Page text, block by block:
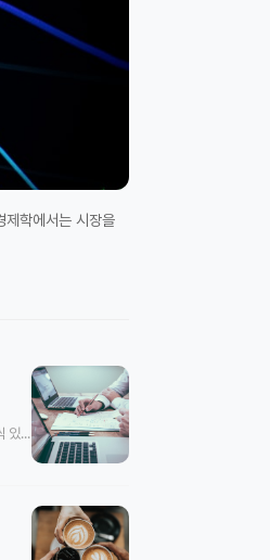
학에서는 시장을
어떤 산업이 왜 그렇게 돌아가는지 궁금했던 적 있나요? 왜 통신사는 세 곳뿐이고, 편의점은 동네마다 세 개씩 있고, 카페는 셀 수 없이 많을까요? 이런 질문에 체계적으로 …